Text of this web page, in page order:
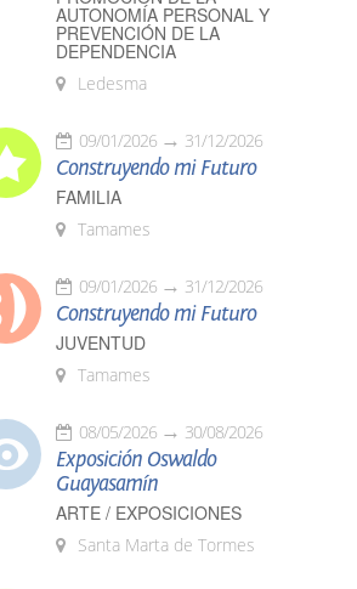
AUTONOMÍA PERSONAL Y
PREVENCIÓN DE LA
DEPENDENCIA
Ledesma
09/01/2026 31/12/2026
Construyendo mi Futuro
FAMILIA
Tamames
09/01/2026 31/12/2026
Construyendo mi Futuro
JUVENTUD
Tamames
08/05/2026 30/08/2026
Exposición Oswaldo
Guayasamín
ARTE / EXPOSICIONES
Santa Marta de Tormes